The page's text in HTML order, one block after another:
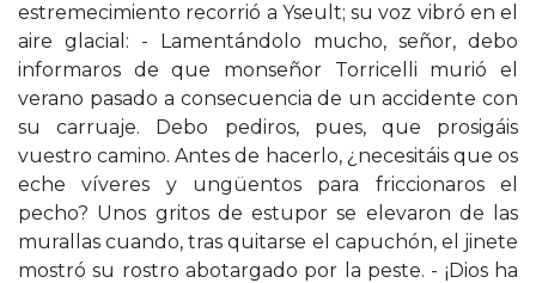
estremecimiento recorrió a Yseult; su voz vibró en el
aire glacial: - Lamentándolo mucho, señor, debo
informaros de que monseñor Torricelli murió el
verano pasado a consecuencia de un accidente con
su carruaje. Debo pediros, pues, que prosigáis
vuestro camino. Antes de hacerlo, ¿necesitáis que os
eche víveres y ungüentos para friccionaros el
pecho? Unos gritos de estupor se elevaron de las
murallas cuando, tras quitarse el capuchón, el jinete
mostró su rostro abotargado por la peste. - ¡Dios ha